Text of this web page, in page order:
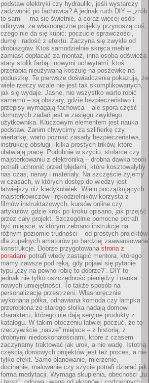
podstaw elektryki czy hydrauliki, jeśli wystarczy
zadzwonić po fachowca? A jednak ruch DIY – „zrób
to sam” – ma się świetnie, a coraz więcej osób
odkrywa, że własnoręczne projekty przynoszą coś,
czego nie da się kupić: poczucie sprawczości,
dumę i radość z efektu. Zaczyna się zwykle od
drobiazgów. Ktoś samodzielnie skręca meble
zamiast dopłacać za montaż, inna osoba odświeża
stary stolik farbą i nowymi uchwytami, ktoś
przerabia nieużywaną koszulę na poszewkę na
poduszkę. Te pierwsze doświadczenia pokazują, że
wiele rzeczy wcale nie jest tak skomplikowanych,
jak się wydaje. Jasne, nie wszystko warto robić
samemu – są obszary, gdzie bezpieczeństwo i
przepisy wymagają fachowca – ale spora część
domowych zadań jest w zasięgu zwykłego
użytkownika. Kluczowym elementem jest nauka
podstaw. Zanim chwycimy za szlifierkę czy
wiertarkę, warto poznać zasady bezpieczeństwa,
instrukcję obsługi i kilka prostych trików, które
ułatwiają pracę. Podobnie w szyciu, stolarce czy
majsterkowaniu z elektroniką – drobna dawka teorii
potrafi uchronić przed błędami, które kosztowałyby
nas czas, nerwy i materiały. Na szczęście żyjemy
w czasach, w których dostęp do wiedzy jest
łatwiejszy niż kiedykolwiek. Wielu początkujących
majsterkowiczów i rękodzielników korzysta z
filmów instruktażowych, kursów online czy
artykułów, gdzie krok po kroku opisano, jak przejść
przez cały projekt. Szczególnie pomocne potrafi
być miejsce, w którym zebrano instrukcje na
różnym poziomie trudności – od prostych projektów
dla zupełnych amatorów po bardziej zaawansowane
konstrukcje. Dobrze przygotowana strona z
poradami potrafi wtedy zastąpić mentora, którego
mamy zawsze pod ręką, gdy pojawi się pytanie
typu „czy na pewno robię to dobrze?”. DIY to
jednak nie tylko oszczędność pieniędzy i nauka
nowych umiejętności. To także sposób na
personalizację przestrzeni. Własnoręcznie
wykonana półka, odnawiana komoda czy lampka
przerobiona ze starego słoika nadają domowi
charakteru, którego nie dają seryjne produkty z
katalogu. W takim otoczeniu łatwiej poczuć, że to
rzeczywiście „nasze” miejsce – z historią, z
drobnymi niedoskonałościami, które z czasem
zaczynamy traktować jak urok, a nie wadę. Istotną
częścią domowych projektów jest też proces, a nie
tylko efekt. Samo planowanie, mierzenie,
docinanie, malowanie czy szycie potrafi działać jak
forma medytacji. Wymaga skupienia, obecności „tu